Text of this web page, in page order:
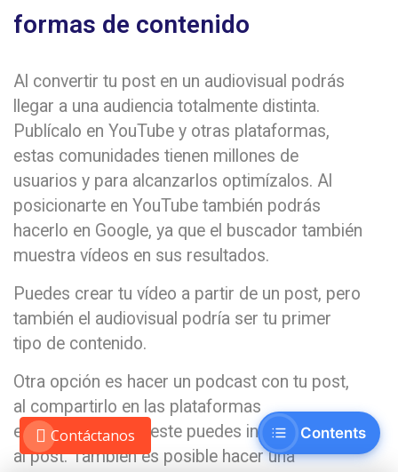
formas de contenido
Al convertir tu post en un audiovisual podrás
llegar a una audiencia totalmente distinta.
Publícalo en YouTube y otras plataformas,
estas comunidades tienen millones de
usuarios y para alcanzarlos optimízalos. Al
posicionarte en YouTube también podrás
hacerlo en Google, ya que el buscador también
muestra vídeos en sus resultados.
Puedes crear tu vídeo a partir de un post, pero
también el audiovisual podría ser tu primer
tipo de contenido.
Otra opción es hacer un podcast con tu post,
al compartirlo en las plataformas
especializadas en este puedes incluir el enlace
al post. También es posible hacer una
Contents
Contáctanos